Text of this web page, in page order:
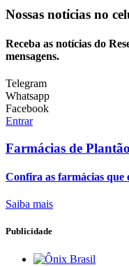
Nossas notícias no
Receba as notícias do
mensagens.
Telegram
Whatsapp
Facebook
Entrar
Farmácias de Plantão
Confira as farmácias que
Saiba mais
Publicidade